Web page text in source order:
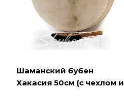
Шаманский бубен
Хакасия 50см (с чехлом и